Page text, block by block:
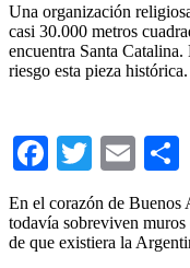
Una organización
casi 30.000 metros
encuentra Santa
riesgo esta pieza histórica.
Facebook
Twitter
En el corazón de Buenos
todavía sobreviven
de que existiera la